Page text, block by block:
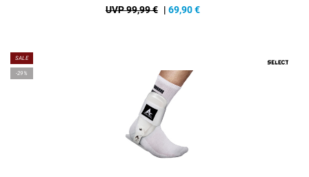
UVP 99,99 € | 69,90€
SALE
-29%